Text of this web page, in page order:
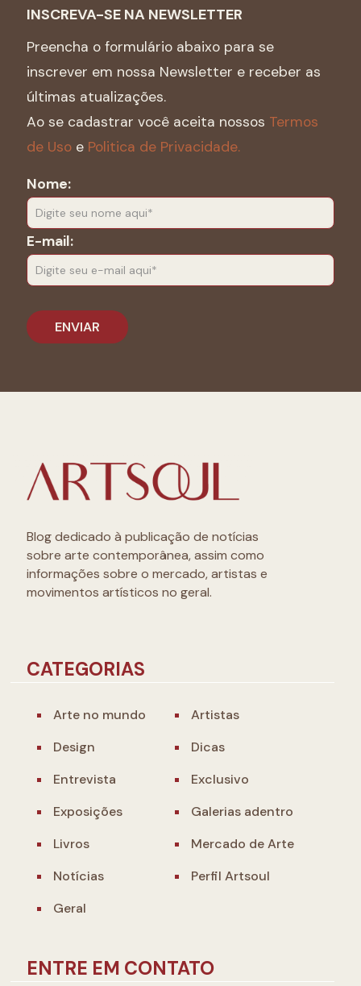
INSCREVA-SE NA NEWSLETTER
Preencha o formulário abaixo para se
inscrever em nossa Newsletter e receber as
últimas atualizações.
Ao se cadastrar você aceita nossos Termos
de Uso e Politica de Privacidade.
Nome:
E-mail:
Blog dedicado à publicação de notícias
sobre arte contemporânea, assim como
informações sobre o mercado, artistas e
movimentos artísticos no geral.
CATEGORIAS
Arte no mundo
Artistas
Design
Dicas
Entrevista
Exclusivo
Exposições
Galerias adentro
Livros
Mercado de Arte
Notícias
Perfil Artsoul
Geral
ENTRE EM CONTATO